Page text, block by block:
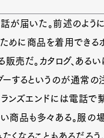
が届いた。前述のよう
めに商品を着用できる
販売だ。カタログ、あ
ーするというのが通常
ンズエンドには電話で
商品も多々ある。服の